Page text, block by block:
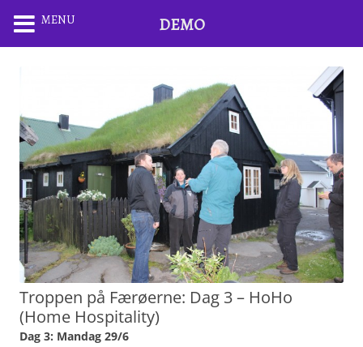
Troppen på Færøerne: Dag 3 – HoHo
(Home Hospitality)
Dag 3: Mandag 29/6
MENU DEMO